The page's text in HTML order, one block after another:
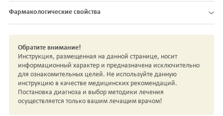
Фармакологические свойства
Обратите внимание!
Инструкция, размещенная на данной странице, носит
информационный характер и предназначена исключительно
для ознакомительных целей. Не используйте данную
инструкцию в качестве медицинских рекомендаций.
Постановка диагноза и выбор методики лечения
осуществляется только вашим лечащим врачом!